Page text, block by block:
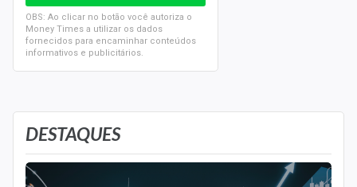
DESTAQUES
OBS: Ao clicar no botão você autoriza o
Money Times a utilizar os dados
fornecidos para encaminhar conteúdos
informativos e publicitários.